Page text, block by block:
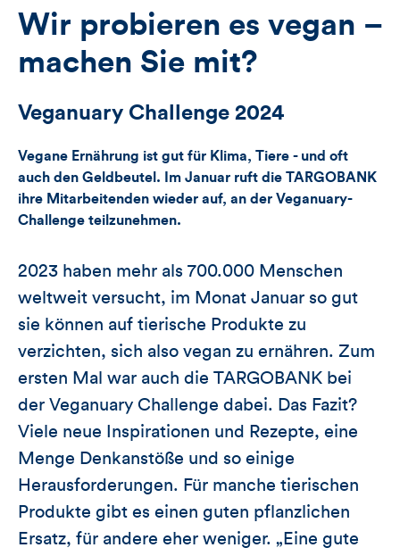
für
Views,
und
Kommentare
dieses
Wir probieren es vegan –
machen Sie mit?
Veganuary Challenge 2024
Vegane Ernährung ist gut für Klima, Tiere - und oft
auch den Geldbeutel. Im Januar ruft die TARGOBANK
ihre Mitarbeitenden wieder auf, an der Veganuary-
Challenge teilzunehmen.
2023 haben mehr als 700.000 Menschen
weltweit versucht, im Monat Januar so gut
sie können auf tierische Produkte zu
verzichten, sich also vegan zu ernähren. Zum
ersten Mal war auch die TARGOBANK bei
der Veganuary Challenge dabei. Das Fazit?
Viele neue Inspirationen und Rezepte, eine
Menge Denkanstöße und so einige
Herausforderungen. Für manche tierischen
Produkte gibt es einen guten pflanzlichen
Ersatz, für andere eher weniger. „Eine gute